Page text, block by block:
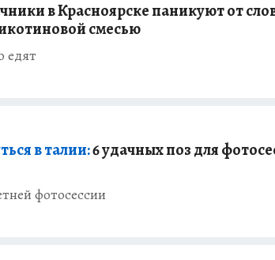
в Красноярске паникуют от
смесью
едят
в талии:6 удачных поз для
фотосессии